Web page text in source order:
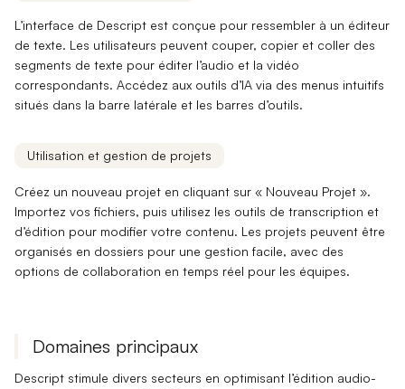
L’interface de Descript est conçue pour ressembler à un éditeur
de texte. Les utilisateurs peuvent couper, copier et coller des
segments de texte pour éditer l’audio et la vidéo
correspondants. Accédez aux outils d’IA via des menus intuitifs
situés dans la barre latérale et les barres d’outils.
Utilisation et gestion de projets
Créez un nouveau projet en cliquant sur« Nouveau Projet ».
Importez vos fichiers, puis utilisez les outils de transcription et
d’édition pour modifier votre contenu. Les projets peuvent être
organisés en dossiers pour une gestion facile, avec des
options de collaboration en temps réel pour les équipes.
Domaines principaux
Descript stimule divers secteurs en optimisant l’édition audio-